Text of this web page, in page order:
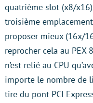
quatrième slot (x8/
troisième
proposer mieux (16x/
reprocher cela au PEX
n’est relié au CPU
importe le nombre de
tire du pont PCI